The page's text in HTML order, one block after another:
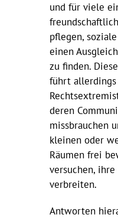
und für viele
pflegen,
einen
zu finden.
führt allerdings
deren
missbrauchen
kleinen oder
Räumen frei
versuchen,
verbreiten.
Antworten